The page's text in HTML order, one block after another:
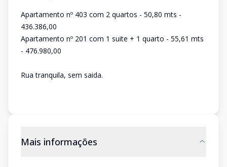
Apartamento nº 403 com 2 quartos - 50,80 mts -
436.386,00
Apartamento nº 201 com 1 suite + 1 quarto - 55,61 mts
- 476.980,00
Rua tranquila, sem saida.
Mais informações